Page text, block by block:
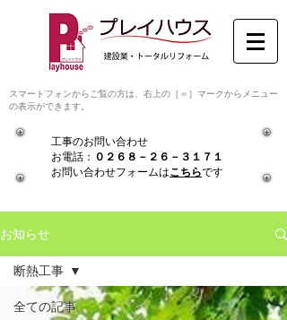
スマートフォンからご覧の方は、右上の［＝］​マークからメニュー
の表示ができます。
工事のお問い合わせ
​お電話： ０２６８－２６－３１７１
​お問い合わせフォームはこちらです
お知らせ
全ての記事
断熱工事